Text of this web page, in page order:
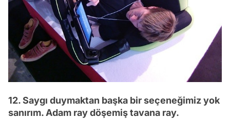
12. Saygı duymaktan başka bir seçeneğimiz yok
sanırım. Adam ray döşemiş tavana ray.